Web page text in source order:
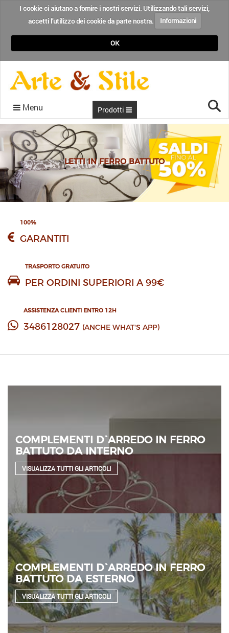
I cookie ci aiutano a fornire i nostri servizi. Utilizzando tali servizi,
accetti l'utilizzo dei cookie da parte nostra.
Informazioni
OK
Menu
HOME
CHI SIAMO
CONTATTI
BLOG
CONDIZIONI
RECENSIONI
Prodotti
LETTI IN FERRO BATTUTO
100%
GARANTITI
TRASPORTO GRATUITO
PER ORDINI SUPERIORI A 99€
ASSISTENZA CLIENTI ENTRO 12H
3486128027 (ANCHE WHAT'S APP)
COMPLEMENTI D`ARREDO IN FERRO
BATTUTO DA INTERNO
VISUALIZZA TUTTI GLI ARTICOLI
COMPLEMENTI D`ARREDO IN FERRO
BATTUTO DA ESTERNO
VISUALIZZA TUTTI GLI ARTICOLI